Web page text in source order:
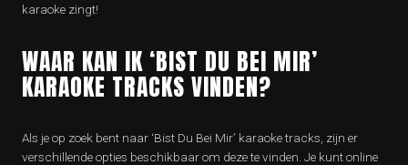
karaoke zingt!
WAAR KAN IK ‘BIST DU BEI MIR’
KARAOKE TRACKS VINDEN?
Als je op zoek bent naar ‘Bist Du Bei Mir’ karaoke tracks, zijn er
verschillende opties beschikbaar om deze te vinden. Je kunt online